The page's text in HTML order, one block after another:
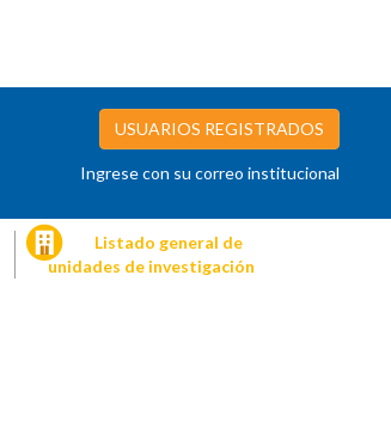
USUARIOS REGISTRADOS
Ingrese con su correo institucional
Listado general de
unidades de investigación